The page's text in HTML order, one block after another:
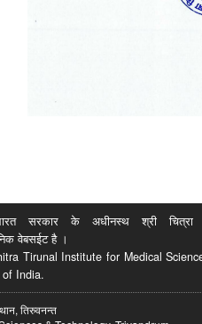
सरकार के अधीनस्थ श्री चित्रा
वेबसईट है ।
Tirunal Institute for Medical
of India.
तिरुवनन्त